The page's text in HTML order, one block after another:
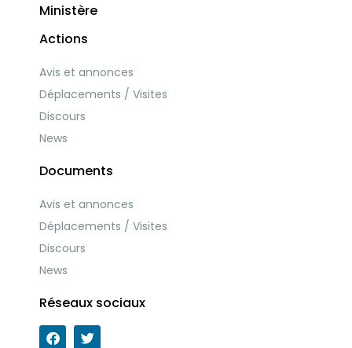
Ministère
Actions
Avis et annonces
Déplacements / Visites
Discours
News
Documents
Avis et annonces
Déplacements / Visites
Discours
News
Réseaux sociaux